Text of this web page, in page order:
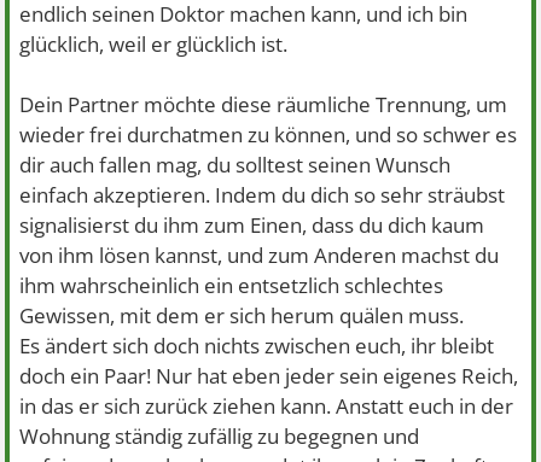
endlich seinen Doktor machen kann, und ich bin
glücklich, weil er glücklich ist.
Dein Partner möchte diese räumliche Trennung, um
wieder frei durchatmen zu können, und so schwer es
dir auch fallen mag, du solltest seinen Wunsch
einfach akzeptieren. Indem du dich so sehr sträubst
signalisierst du ihm zum Einen, dass du dich kaum
von ihm lösen kannst, und zum Anderen machst du
ihm wahrscheinlich ein entsetzlich schlechtes
Gewissen, mit dem er sich herum quälen muss.
Es ändert sich doch nichts zwischen euch, ihr bleibt
doch ein Paar! Nur hat eben jeder sein eigenes Reich,
in das er sich zurück ziehen kann. Anstatt euch in der
Wohnung ständig zufällig zu begegnen und